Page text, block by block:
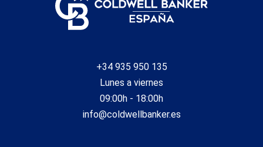
+34 935 950 135
Lunes a viernes
09:00h - 18:00h
info@coldwellbanker.es